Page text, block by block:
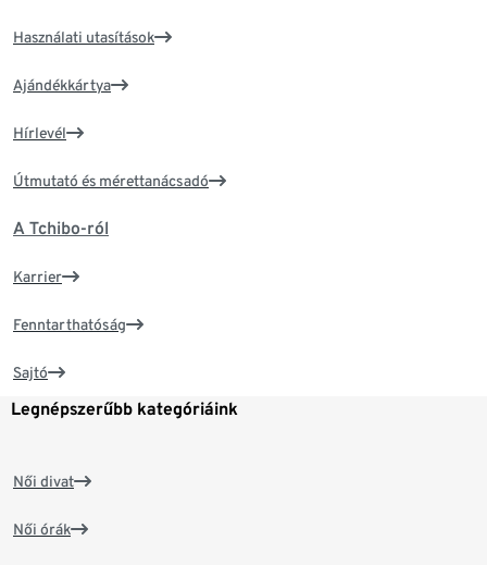
Használati utasítások
Ajándékkártya
Hírlevél
Útmutató és mérettanácsadó
A Tchibo-ról
Karrier
Fenntarthatóság
Sajtó
Legnépszerűbb kategóriáink
Női divat
Női órák